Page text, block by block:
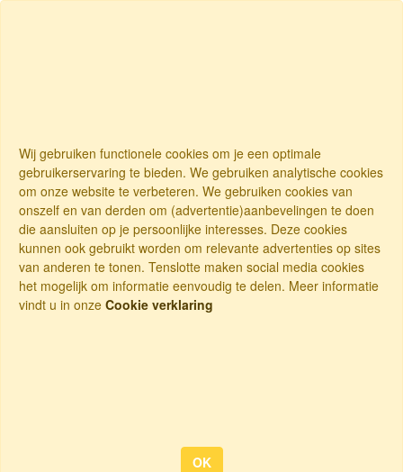
Wij gebruiken functionele cookies om je een optimale
gebruikerservaring te bieden. We gebruiken analytische cookies
om onze website te verbeteren. We gebruiken cookies van
onszelf en van derden om (advertentie)aanbevelingen te doen
die aansluiten op je persoonlijke interesses. Deze cookies
kunnen ook gebruikt worden om relevante advertenties op sites
van anderen te tonen. Tenslotte maken social media cookies
het mogelijk om informatie eenvoudig te delen. Meer informatie
vindt u in onze Cookie verklaring
OK